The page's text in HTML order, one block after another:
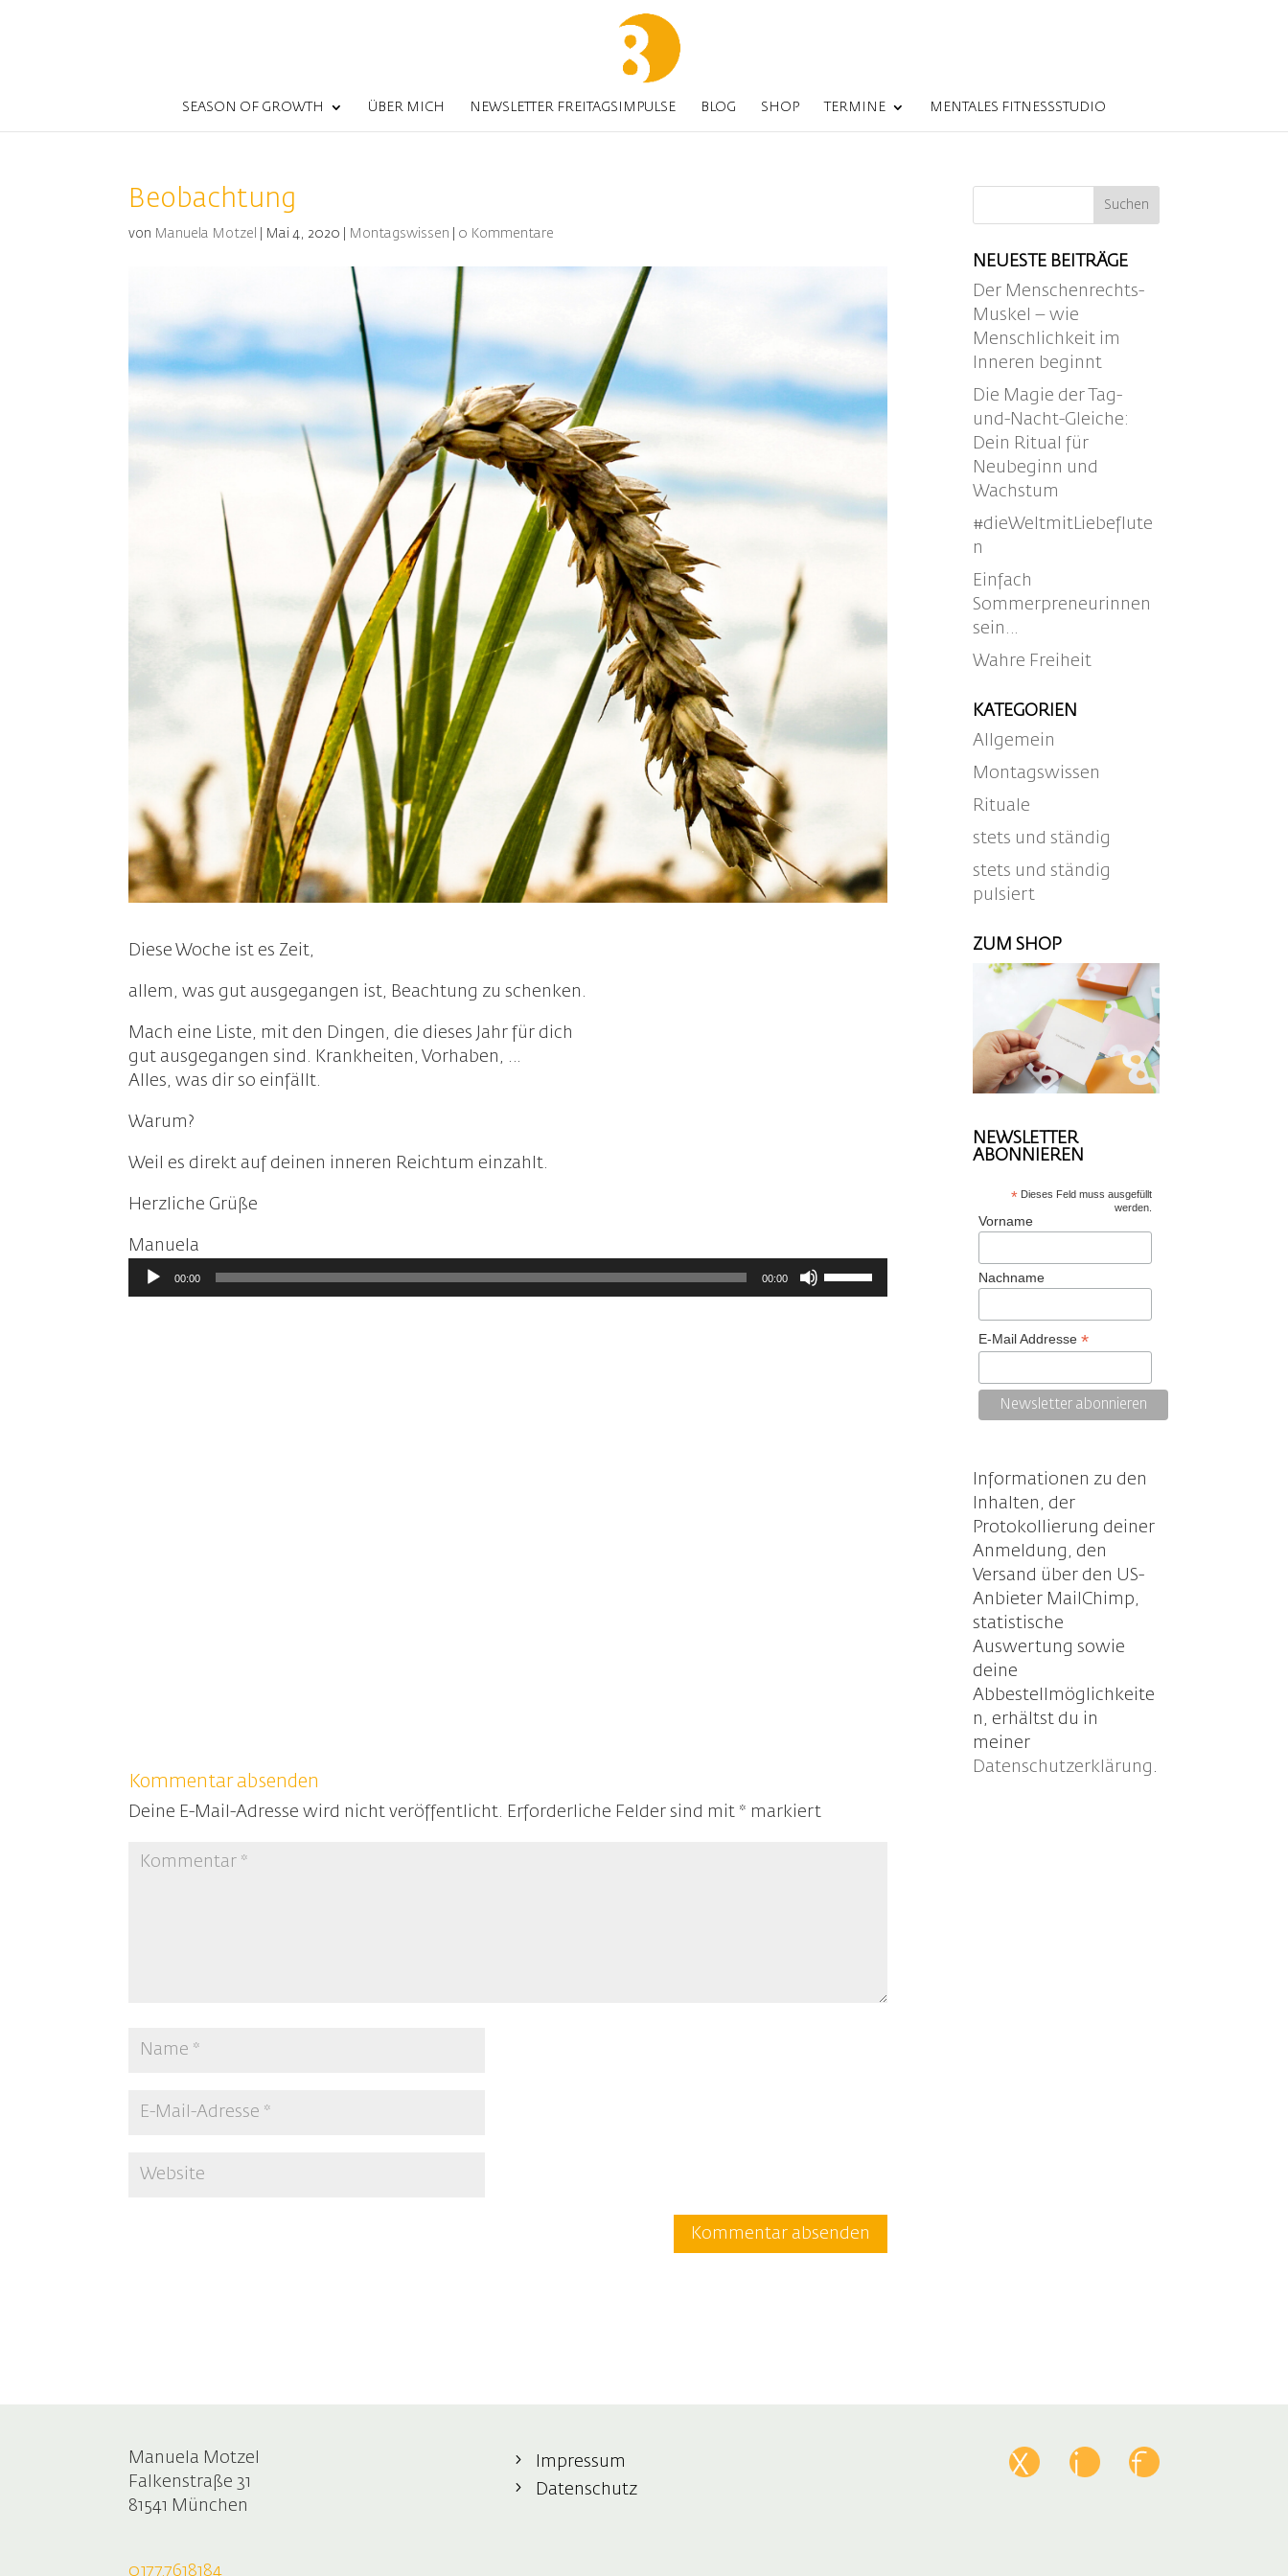
SEASON OF GROWTH ÜBER MICH NEWSLETTER FREITAGSIMPULSE BLOG SHOP TERMINE MENTALES FITNESSSTUDIO
Beobachtung
von Manuela Motzel Mai 4, 2020 Montagswissen 0 Kommentare
Diese Woche ist es Zeit,
allem, was gut ausgegangen ist, Beachtung zu schenken.
Mach eine Liste, mit den Dingen, die dieses Jahr für dich
gut ausgegangen sind. Krankheiten, Vorhaben, …
Alles, was dir so einfällt.
Warum?
Weil es direkt auf deinen inneren Reichtum einzahlt.
Herzliche Grüße
Manuela
Audio-
00:00 00:00
Hoch/Runter
Kommentar absenden
Deine E-Mail-Adresse wird nicht veröffentlicht. Erforderliche Felder sind mit * markiert
NEUESTE BEITRÄGE
Der Menschenrechts-
Muskel – wie
Menschlichkeit im
Inneren beginnt
Die Magie der Tag-
und-Nacht-Gleiche:
Dein Ritual für
Neubeginn und
Wachstum
#dieWeltmitLiebeflute
n
Einfach
Sommerpreneurinnen
sein…
Wahre Freiheit
KATEGORIEN
Allgemein
Montagswissen
Rituale
stets und ständig
stets und ständig
pulsiert
ZUM SHOP
NEWSLETTER
ABONNIEREN
* Dieses Feld muss ausgefüllt
werden.
Vorname
Nachname
E-Mail Addresse *
Informationen zu den
Inhalten, der
Protokollierung deiner
Anmeldung, den
Versand über den US-
Anbieter MailChimp,
statistische
Auswertung sowie
deine
Abbestellmöglichkeite
n, erhältst du in
meiner
Datenschutzerklärung .
Manuela Motzel
Falkenstraße 31
81541 München
0177.7618184
Impressum
Datenschutz